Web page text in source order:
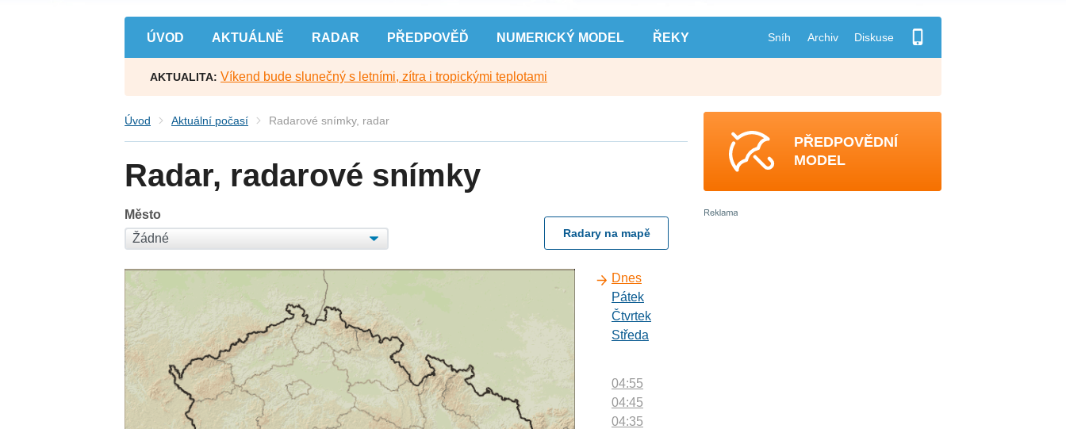
ÚVOD AKTUÁLNĚ RADAR PŘEDPOVĚĎ NUMERICKÝ MODEL ŘEKY Sníh Archiv Diskuse
AKTUALITA: Víkend bude slunečný s letními, zítra i tropickými teplotami
Úvod Aktuální počasí Radarové snímky, radar
Radar, radarové snímky
Město
Radary na mapě
Dnes
Pátek
Čtvrtek
Středa
04:55
04:45
04:35
PŘEDPOVĚDNÍ
MODEL